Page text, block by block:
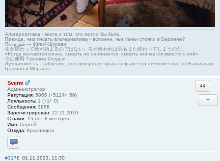
Альтернативка - книга о том, что могло бы быть.
Прежде, чем писать альтернативку - вспомни, чьи танки стояли в Берлине?
Я-شوروی — šûravî-Шурави
生が終わって死が始まるのではない。生が終われば死もまた終わってしまうのだ。
«Когда кончается жизнь, смерть не начинается, смерть кончается вместе с ней»
寺山修司 Тэраяма Сюудзи
Лучшая месть - забвение, оно похоронит врага в прахе его ничтожества. (с) Бальтасар
Грасиан-и-Моралес
Sverm
Администратор
Репутация: 5065 (+5124/−59)
Лояльность: 1 (+1/−0)
Сообщения: 3958
Зарегистрирован: 22.11.2010
С нами: 15 лет 8 месяцев
Имя: Сергей
Откуда: Красноярск
Отправить личное сообщение
−
#3178 01.11.2023, 11:30